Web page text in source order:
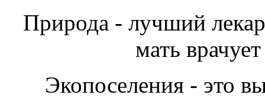
Природа - лучший
мать
Экопоселения - это